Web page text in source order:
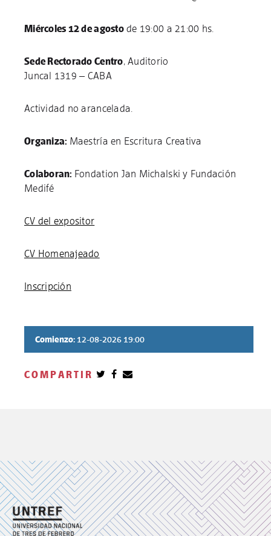
Miércoles 12 de agostode 19:00 a 21:00 hs.
Sede Rectorado Centro, Auditorio
Juncal 1319 – CABA
Actividad no arancelada.
Organiza: Maestría en Escritura Creativa
Colaboran: Fondation Jan Michalski y Fundación
Medifé
CV del expositor
CV Homenajeado
Inscripción
Comienzo: 12-08-2026 19:00
COMPARTIR